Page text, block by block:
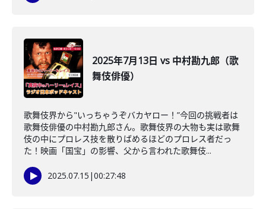
2025年7月13日 vs 中村勘九郎（歌
舞伎俳優）
歌舞伎界から"いっちゃうぞバカヤロー！”今回の挑戦者は
歌舞伎俳優の中村勘九郎さん。歌舞伎界の大物も実は歌舞
伎の中にプロレス技を散りばめるほどのプロレス者だっ
た！映画「国宝」の影響、父から言われた歌舞伎...
2025.07.15 |00:27:48